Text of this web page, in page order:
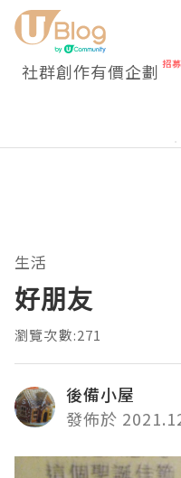
社群創作有價企劃
生活
好朋友
瀏覽次數:271
後備小屋
發佈於